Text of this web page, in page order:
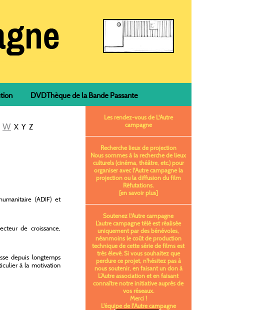
DVDThèque de la Bande Passante
W X Y Z
(ADIF) et
de croissance,
depuis longtemps
à la motivation
Les rendez-vous de L'Autre
campagne
Recherche lieux de projection
Nous sommes à la recherche de lieux
culturels (cinéma, théâtre, etc.) pour
organiser avec l'Autre campagne la
projection ou la diffusion du film
Réfutations.
[en savoir plus]
Soutenez l'Autre campagne
L’autre campagne télé est réalisée
uniquement par des bénévoles,
néanmoins le coût de production
technique de cette série de films est
très élevé. Si vous souhaitez que
perdure ce projet, n'hésitez pas à
nous soutenir, en faisant un don à
L’Autre association et en faisant
connaître notre initiative auprès de
vos réseaux.
Merci !
L'équipe de l'Autre campagne